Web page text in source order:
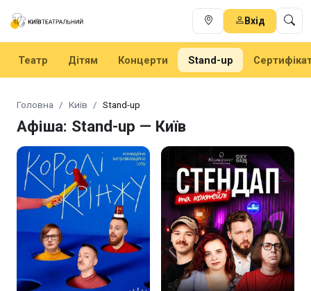
Вхід
Театр Дітям Концерти Stand-up
Головна Київ Stand-up
Афіша: Stand-up — Київ